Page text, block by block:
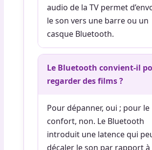
audio de la TV permet
le son vers une barre ou un
casque Bluetooth.
Le Bluetooth convient-il
regarder des films ?
Pour dépanner, oui ; pour le
confort, non. Le Bluetooth
introduit une latence qui
décaler le son par rapport à